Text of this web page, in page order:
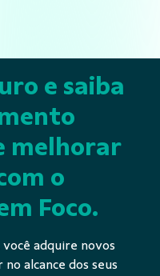
e saiba
melhorar
o
Foco.
adquire novos
alcance dos seus